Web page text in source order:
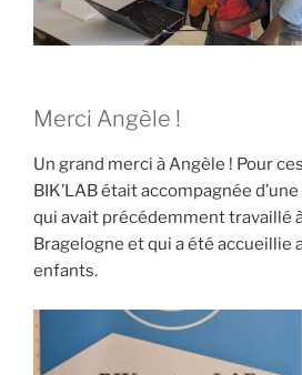
Merci Angèle !
Un grand merci à Angèle ! Pour
BIK’LAB était accompagnée
qui avait précédemment travaillé à
Bragelogne et qui a été accueillie
enfants.